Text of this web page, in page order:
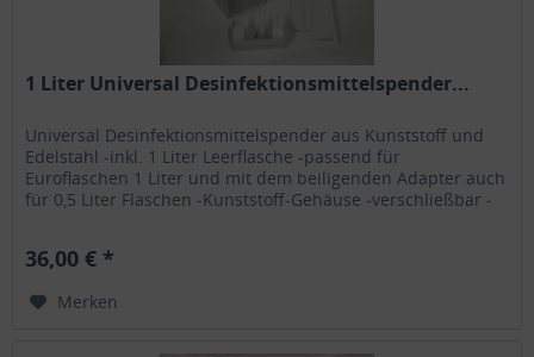
1 Liter Universal Desinfektionsmittelspender...
Universal Desinfektionsmittelspender aus Kunststoff und
Edelstahl -inkl. 1 Liter Leerflasche -passend für
Euroflaschen 1 Liter und mit dem beiligenden Adapter auch
für 0,5 Liter Flaschen -Kunststoff-Gehäuse -verschließbar -
36,00 € *
Merken